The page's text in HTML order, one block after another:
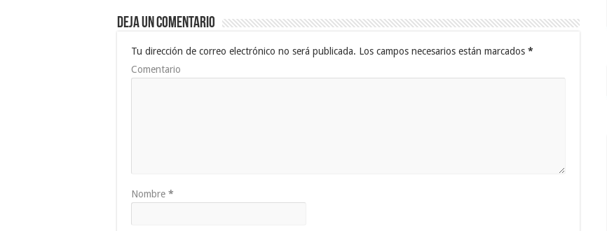
Deja un comentario
Tu dirección de correo electrónico no será publicada. Los campos necesarios están marcados *
Comentario
Nombre *